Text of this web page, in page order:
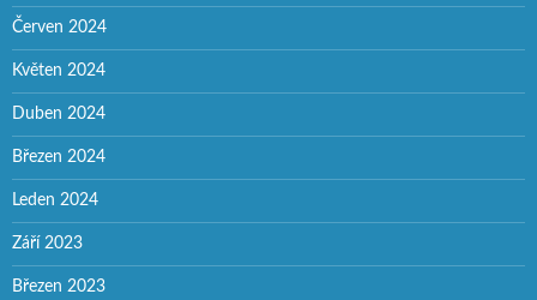
Červen 2024
Květen 2024
Duben 2024
Březen 2024
Leden 2024
Září 2023
Březen 2023